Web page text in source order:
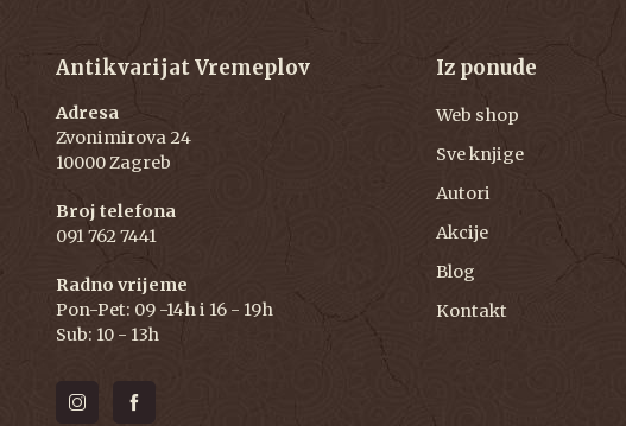
Antikvarijat Vremeplov
Adresa
Zvonimirova 24
10000 Zagreb
Broj telefona
091 762 7441
Radno vrijeme
Pon-Pet: 09 -14h i 16 - 19h
Sub: 10 - 13h
Iz ponude
Web shop
Sve knjige
Autori
Akcije
Blog
Kontakt